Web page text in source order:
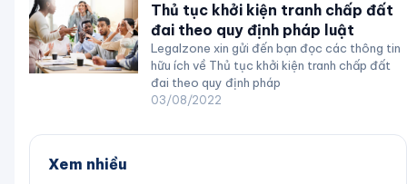
Thủ tục khởi kiện tranh chấp đất
đai theo quy định pháp luật
Legalzone xin gửi đến bạn đọc các thông tin
hữu ích về Thủ tục khởi kiện tranh chấp đất
đai theo quy định pháp
03/08/2022
Xem nhiều